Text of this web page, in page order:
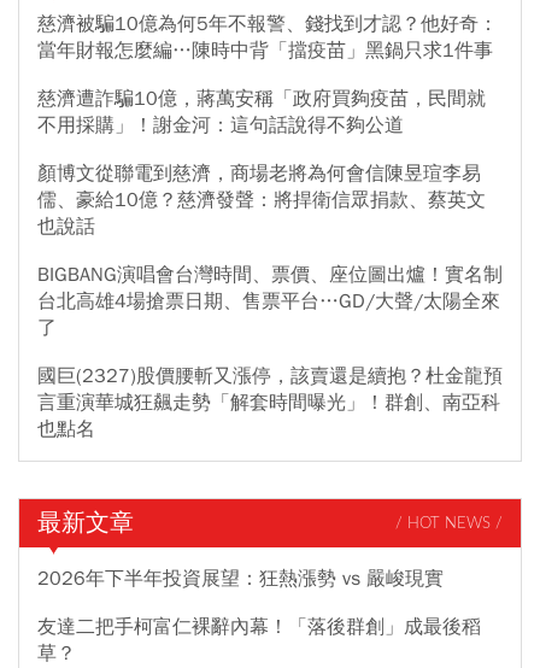
慈濟被騙10億為何5年不報警、錢找到才認？他好奇：
當年財報怎麼編…陳時中背「擋疫苗」黑鍋只求1件事
慈濟遭詐騙10億，蔣萬安稱「政府買夠疫苗，民間就
不用採購」！謝金河：這句話說得不夠公道
顏博文從聯電到慈濟，商場老將為何會信陳昱瑄李易
儒、豪給10億？慈濟發聲：將捍衛信眾捐款、蔡英文
也說話
BIGBANG演唱會台灣時間、票價、座位圖出爐！實名制
台北高雄4場搶票日期、售票平台…GD/大聲/太陽全來
了
國巨(2327)股價腰斬又漲停，該賣還是續抱？杜金龍預
言重演華城狂飆走勢「解套時間曝光」！群創、南亞科
也點名
最新文章 / HOT NEWS /
2026年下半年投資展望：狂熱漲勢 vs 嚴峻現實
友達二把手柯富仁裸辭內幕！「落後群創」成最後稻
草？